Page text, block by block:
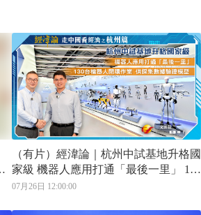
（有片）經湋論｜杭州中試基地升格國
家級 機器人應用打通「最後一里」 130
台機器人閉環作業 供採集數據驗證模
07月26日 12:00:00